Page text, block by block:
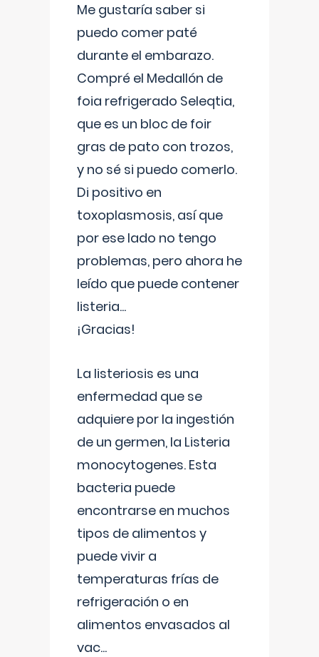
Me gustaría saber si
puedo comer paté
durante el embarazo.
Compré el Medallón de
foia refrigerado Seleqtia,
que es un bloc de foir
gras de pato con trozos,
y no sé si puedo comerlo.
Di positivo en
toxoplasmosis, así que
por ese lado no tengo
problemas, pero ahora he
leído que puede contener
listeria...
¡Gracias!
La listeriosis es una
enfermedad que se
adquiere por la ingestión
de un germen, la Listeria
monocytogenes. Esta
bacteria puede
encontrarse en muchos
tipos de alimentos y
puede vivir a
temperaturas frías de
refrigeración o en
alimentos envasados al
vac...